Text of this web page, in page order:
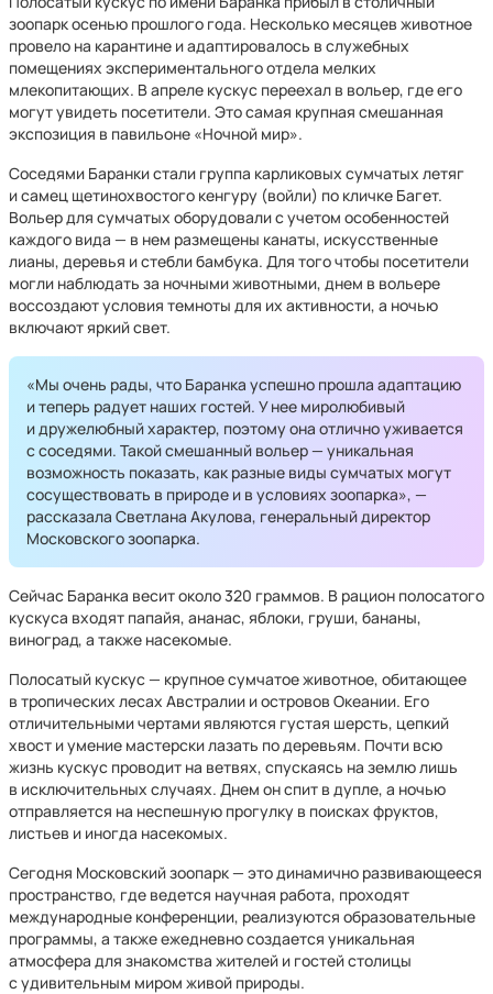
зоопарк осенью прошлого года. Несколько месяцев животное
провело на карантине и адаптировалось в служебных
помещениях экспериментального отдела мелких
млекопитающих. В апреле кускус переехал в вольер, где его
могут увидеть посетители. Это самая крупная смешанная
экспозиция в павильоне «Ночной мир».
Соседями Баранки стали группа карликовых сумчатых летяг
и самец щетинохвостого кенгуру (войли) по кличке Багет.
Вольер для сумчатых оборудовали с учетом особенностей
каждого вида — в нем размещены канаты, искусственные
лианы, деревья и стебли бамбука. Для того чтобы посетители
могли наблюдать за ночными животными, днем в вольере
воссоздают условия темноты для их активности, а ночью
включают яркий свет.
«Мы очень рады, что Баранка успешно прошла адаптацию
и теперь радует наших гостей. У нее миролюбивый
и дружелюбный характер, поэтому она отлично уживается
с соседями. Такой смешанный вольер — уникальная
возможность показать, как разные виды сумчатых могут
сосуществовать в природе и в условиях зоопарка», —
рассказала Светлана Акулова, генеральный директор
Московского зоопарка.
Сейчас Баранка весит около 320 граммов. В рацион полосатого
кускуса входят папайя, ананас, яблоки, груши, бананы,
виноград, а также насекомые.
Полосатый кускус — крупное сумчатое животное, обитающее
в тропических лесах Австралии и островов Океании. Его
отличительными чертами являются густая шерсть, цепкий
хвост и умение мастерски лазать по деревьям. Почти всю
жизнь кускус проводит на ветвях, спускаясь на землю лишь
в исключительных случаях. Днем он спит в дупле, а ночью
отправляется на неспешную прогулку в поисках фруктов,
листьев и иногда насекомых.
Сегодня Московский зоопарк — это динамично развивающееся
пространство, где ведется научная работа, проходят
международные конференции, реализуются образовательные
программы, а также ежедневно создается уникальная
атмосфера для знакомства жителей и гостей столицы
с удивительным миром живой природы.